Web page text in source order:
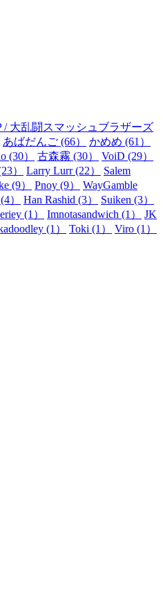
/ 大乱闘スマッシュブラザーズ
あばだんご (66）
かめめ (61）
(30） 古森霧 (30）
VoiD (29）
） Larry Lurr (22）
Salem
(9） Pnoy (9）
WayGamble
） Han Rashid (3）
Suiken (3）
(1） Imnotasandwich (1）
JK
(1） Toki (1）
Viro (1）